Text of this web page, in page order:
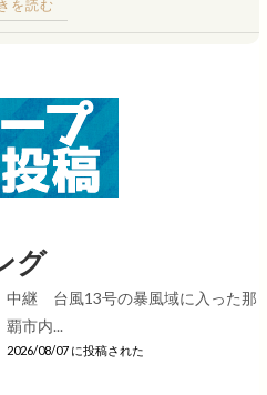
を読む
グ
中継 台風13号の暴風域に入った那
覇市内...
2026/08/07 に投稿された